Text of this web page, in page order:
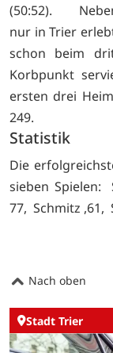
(50:52).
nur in Trier
schon beim
Korbpunkt
ersten drei
249.
Statistik
Die
sieben Spielen:
77, Schmitz ,61,
Nach oben
Stadt Trier